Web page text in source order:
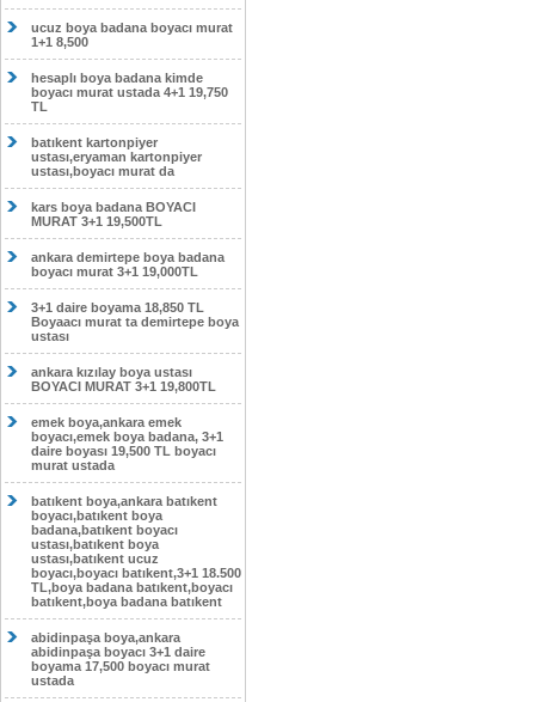
ucuz boya badana boyacı murat
1+1 8,500
hesaplı boya badana kimde
boyacı murat ustada 4+1 19,750
TL
batıkent kartonpiyer
ustası,eryaman kartonpiyer
ustası,boyacı murat da
kars boya badana BOYACI
MURAT 3+1 19,500TL
ankara demirtepe boya badana
boyacı murat 3+1 19,000TL
3+1 daire boyama 18,850 TL
Boyaacı murat ta demirtepe boya
ustası
ankara kızılay boya ustası
BOYACI MURAT 3+1 19,800TL
emek boya,ankara emek
boyacı,emek boya badana, 3+1
daire boyası 19,500 TL boyacı
murat ustada
batıkent boya,ankara batıkent
boyacı,batıkent boya
badana,batıkent boyacı
ustası,batıkent boya
ustası,batıkent ucuz
boyacı,boyacı batıkent,3+1 18.500
TL,boya badana batıkent,boyacı
batıkent,boya badana batıkent
abidinpaşa boya,ankara
abidinpaşa boyacı 3+1 daire
boyama 17,500 boyacı murat
ustada